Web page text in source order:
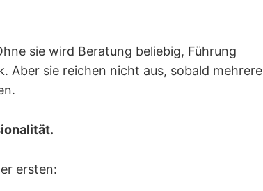
sie wird Beratung beliebig, Führung
Aber sie reichen nicht aus, sobald mehrere
ersten: